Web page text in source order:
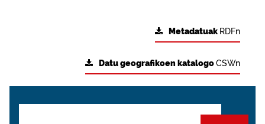
Metadatuak RDFn
Datu geografikoen katalogoCSWn